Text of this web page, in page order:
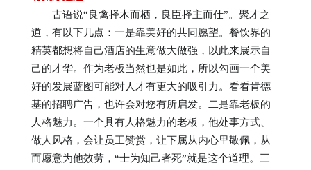
古语说“良禽择木而栖，良臣择主而仕”。聚才之
道，有以下几点：一是靠美好的共同愿望。餐饮界的
精英都想将自己酒店的生意做大做强，以此来展示自
己的才华。作为老板当然也是如此，所以勾画一个美
好的发展蓝图可能对人才有更大的吸引力。看看肯德
基的招聘广告，也许会对您有所启发。二是靠老板的
人格魅力。一个具有人格魅力的老板，他处事方式、
做人风格，会让员工赞赏，让下属从内心里敬佩，从
而愿意为他效劳，“士为知己者死”就是这个道理。三